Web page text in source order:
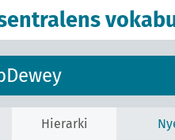
Hierarki
emner innen naturhistorie
taksonomiske